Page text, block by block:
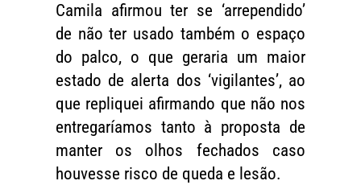
Camila afirmou ter se ‘arrependido’
de não ter usado também o espaço
do palco, o que geraria um maior
estado de alerta dos ‘vigilantes’, ao
que repliquei afirmando que não nos
entregaríamos tanto à proposta de
manter os olhos fechados caso
houvesse risco de queda e lesão.